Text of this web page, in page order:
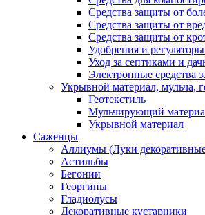
Средства защиты от
Средства защиты от
Средства защиты от
Удобрения и регуляторы
Уход за септиками и
Электронные средства
Укрывной материал, мульча,
Геотекстиль
Мульчирующий
Укрывной материал
Саженцы
Аллиумы (Луки
Астильбы
Бегонии
Георгины
Гладиолусы
Декоративные кустарники